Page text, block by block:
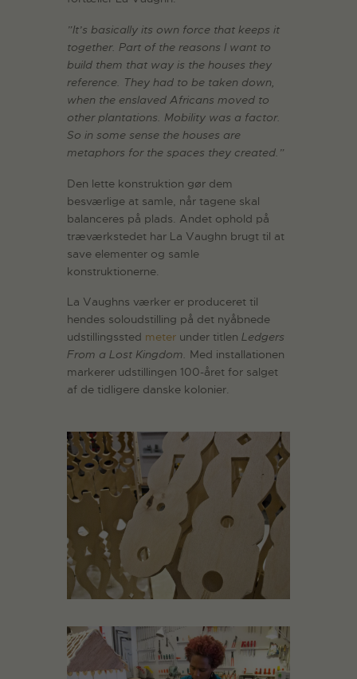
”It’s basically its own force that keeps it
together. Part of the reasons I want to
build them that way is the houses they
reference. They had to be taken down,
when the enslaved Africans moved to
other plantations. Mobility was a factor.
So in some sense the houses are
metaphors for the spaces they created.”
Den lette konstruktion gør dem
besværlige at samle, når tagene skal
balanceres på plads. Andet ophold på
træværkstedet har La Vaughn brugt til at
save elementer og samle
konstruktionerne.
La Vaughns værker er produceret til
hendes soloudstilling på det nyåbnede
udstillingssted meter under titlen Ledgers
From a Lost Kingdom. Med installationen
markerer udstillingen 100-året for salget
af de tidligere danske kolonier.